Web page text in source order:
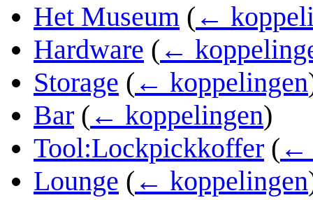
Het Museum ( ←
Hardware ( ←
Storage ( ← koppelingen
Bar ( ← koppelingen)
Tool:Lockpickkoffer ( ←
Lounge ( ← koppelingen